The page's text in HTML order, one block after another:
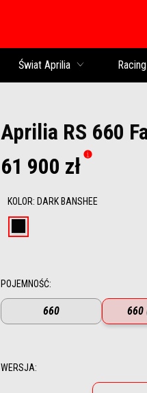
Świat Aprilia Racing
Aprilia RS 660
61 900 zł
KOLOR: DARK BANSHEE
POJEMNOŚĆ:
660 660
WERSJA: